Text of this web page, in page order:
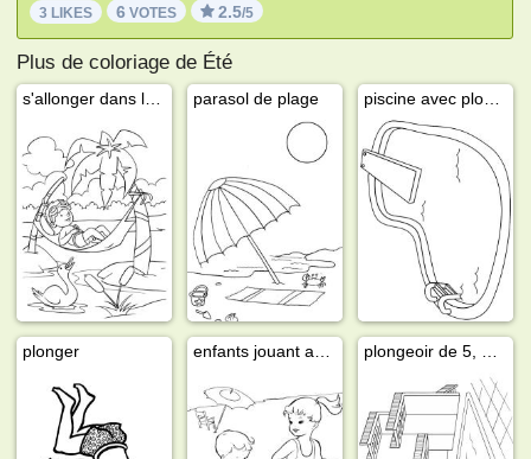
3 LIKES 6 VOTES 2.5/5
Plus de coloriage de Été
parasol de plage
plonger